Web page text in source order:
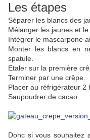
Les étapes
Séparer les blancs des
Mélanger les jaunes et
Intégrer le mascarpone
Monter les blancs en
spatule.
Etaler sur la première
Terminer par une crêpe.
Placer au réfrigérateur 2
Saupoudrer de cacao.
Donc si vous souhaitez